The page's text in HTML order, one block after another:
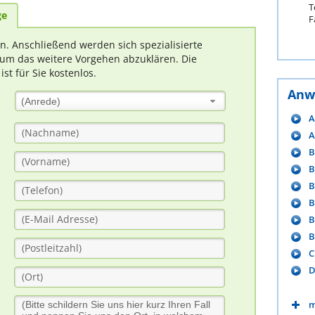
Anschließend werden sich spezialisierte
das weitere Vorgehen abzuklären. Die
für Sie kostenlos.
(Anrede)